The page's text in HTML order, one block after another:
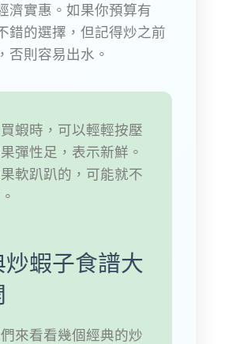
濟實惠。如果你預算有
錯的選擇，但記得炒之前
否則容易出水。
蝦時，可以輕輕按壓
彈性足，表示新鮮。
軟趴趴的，可能就不
炒蝦子食譜大
來看看幾個經典的炒